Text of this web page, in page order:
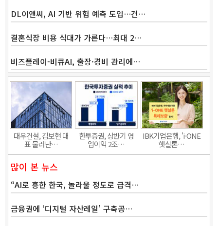
DL이앤씨, AI 기반 위험 예측 도입…건…
결혼식장 비용 식대가 가른다…최대 2…
비즈플레이-비큐AI, 출장·경비 관리에…
대우건설, 김보현 대
표 물러난…
한투증권, 상반기 영
업이익 2조…
IBK기업은행, 'i-ONE
햇살론…
많이 본 뉴스
“AI로 흥한 한국, 놀라울 정도로 급격…
금융권에 ‘디지털 자산레일’ 구축공…